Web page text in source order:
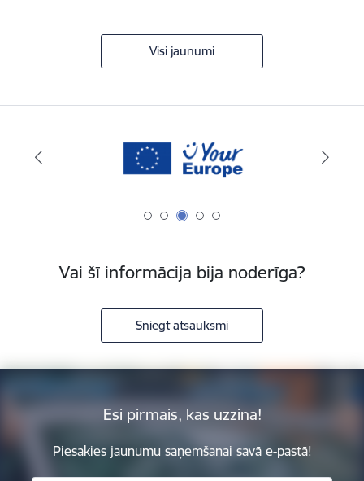
Visi jaunumi
Vai šī informācija bija noderīga?
Sniegt atsauksmi
Esi pirmais, kas uzzina!
Piesakies jaunumu saņemšanai savā e-pastā!